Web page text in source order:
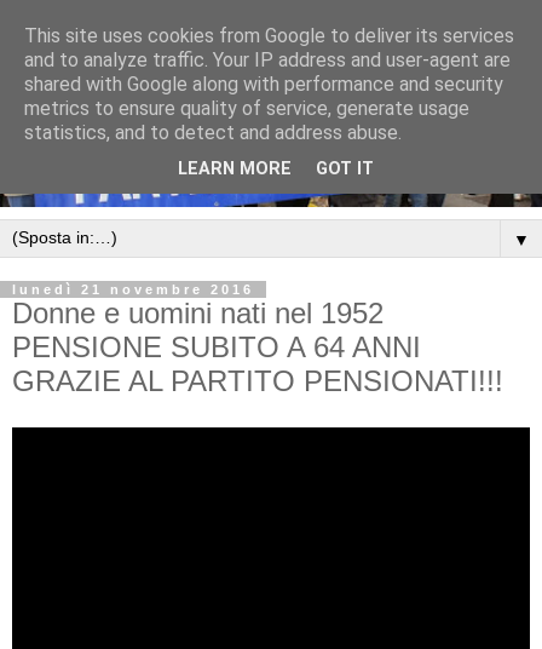
▼
lunedì 21 novembre 2016
Donne e uomini nati nel 1952
PENSIONE SUBITO A 64 ANNI
GRAZIE AL PARTITO PENSIONATI!!!
This site uses cookies from Google to deliver its services
and to analyze traffic. Your IP address and user-agent are
shared with Google along with performance and security
metrics to ensure quality of service, generate usage
statistics, and to detect and address abuse.
LEARN MORE GOT IT